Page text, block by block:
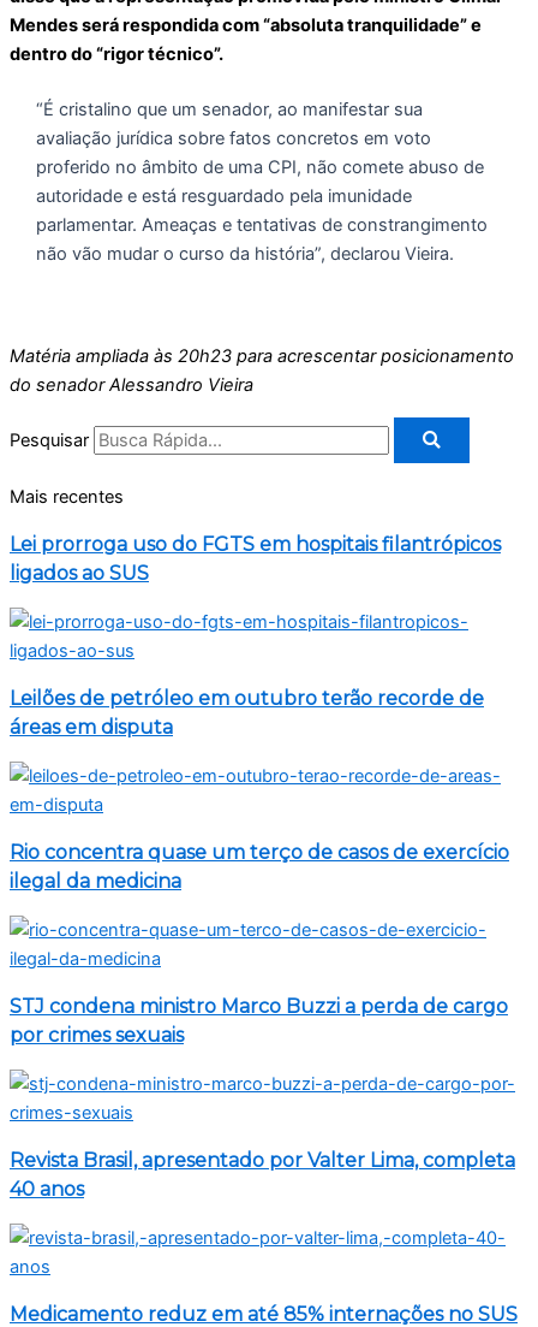
Mendes será respondida com “absoluta tranquilidade” e
dentro do “rigor técnico”.
“É cristalino que um senador, ao manifestar sua
avaliação jurídica sobre fatos concretos em voto
proferido no âmbito de uma CPI, não comete abuso de
autoridade e está resguardado pela imunidade
parlamentar. Ameaças e tentativas de constrangimento
não vão mudar o curso da história”, declarou Vieira.
Matéria ampliada às 20h23 para acrescentar posicionamento
do senador Alessandro Vieira
Pesquisar
Mais recentes
Lei prorroga uso do FGTS em hospitais filantrópicos
ligados ao SUS
Leilões de petróleo em outubro terão recorde de
áreas em disputa
Rio concentra quase um terço de casos de exercício
ilegal da medicina
STJ condena ministro Marco Buzzi a perda de cargo
por crimes sexuais
Revista Brasil, apresentado por Valter Lima, completa
40 anos
Medicamento reduz em até 85% internações no SUS